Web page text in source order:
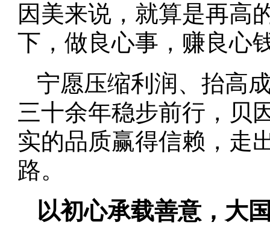
因美来说，就算是再高
下，做良心事，赚良心
宁愿压缩利润、抬高
三十余年稳步前行，贝
实的品质赢得信赖，走
路。
以初心承载善意，大